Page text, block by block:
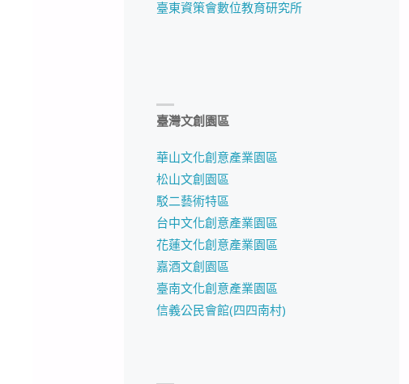
臺東資策會數位教育研究所
臺灣文創園區
華山文化創意產業園區
松山文創園區
駁二藝術特區
台中文化創意產業園區
花蓮文化創意產業園區
嘉酒文創園區
臺南文化創意產業園區
信義公民會館(四四南村)